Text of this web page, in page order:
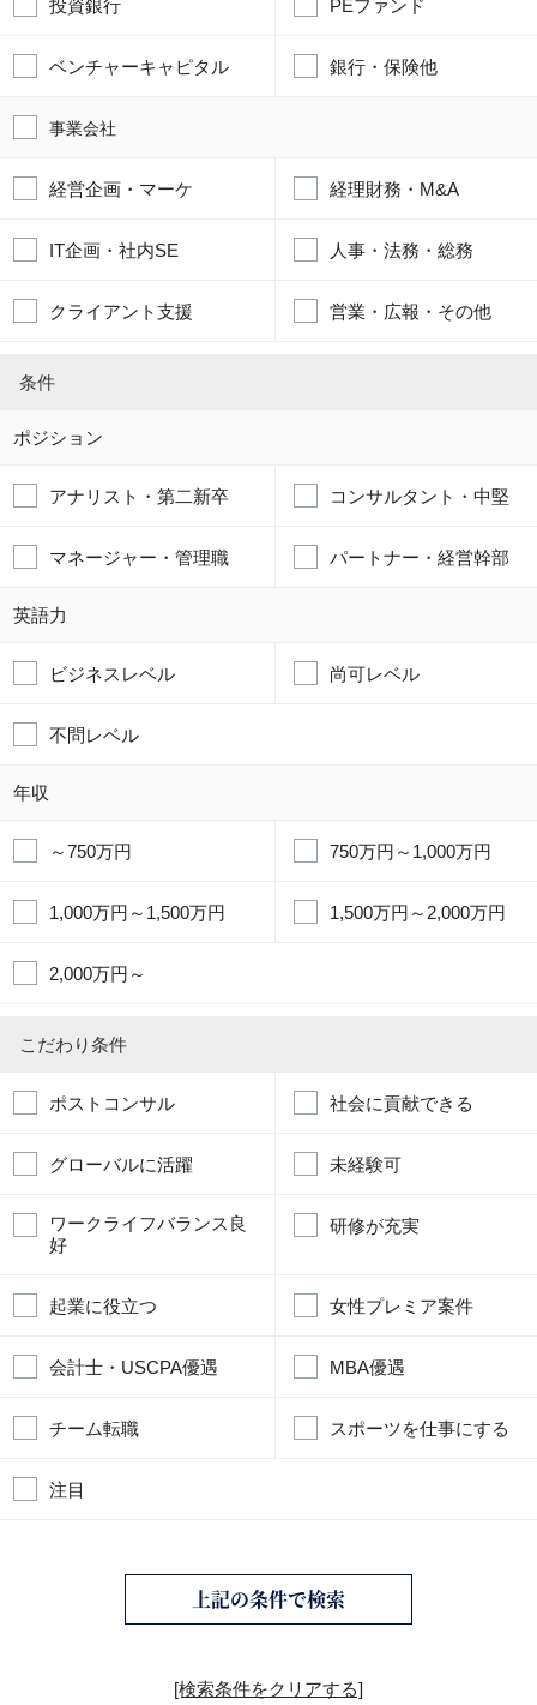
投資銀行 PEファンド
ベンチャーキャピタル 銀行・保険他
事業会社
経営企画・マーケ 経理財務・M&A
IT企画・社内SE 人事・法務・総務
クライアント支援 営業・広報・その他
条件
ポジション
アナリスト・第二新卒 コンサルタント・中堅
マネージャー・管理職 パートナー・経営幹部
英語力
ビジネスレベル 尚可レベル
不問レベル
年収
～750万円 750万円～1,000万円
1,000万円～1,500万円 1,500万円～2,000万円
2,000万円～
こだわり条件
ポストコンサル 社会に貢献できる
グローバルに活躍 未経験可
ワークライフバランス良
好
研修が充実
起業に役立つ 女性プレミア案件
会計士・USCPA優遇 MBA優遇
チーム転職 スポーツを仕事にする
注目
上記の条件で検索
[検索条件をクリアする]